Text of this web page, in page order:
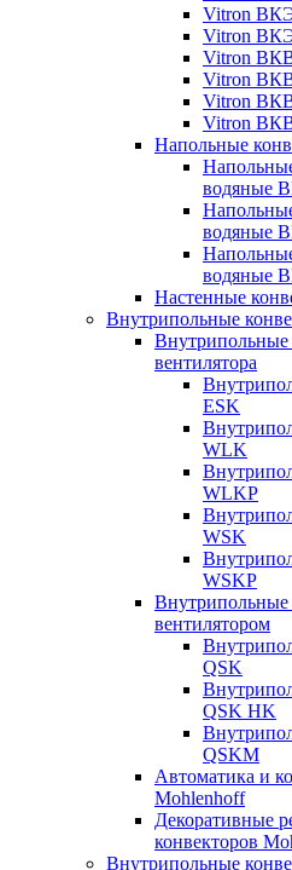
Vitron
Vitron
Vitron
Vitron
Vitron
Vitron
Напольные
водяные
водяные
водяные
Настенные
Внутрипольные
Внутрипольные
вентилятора
ESK
WLK
WLKP
WSK
WSKP
Внутрипольные
вентилятором
QSK
QSK HK
QSKM
Автоматика и
Mohlenhoff
Декоративные
конвекторов
Внутрипольные